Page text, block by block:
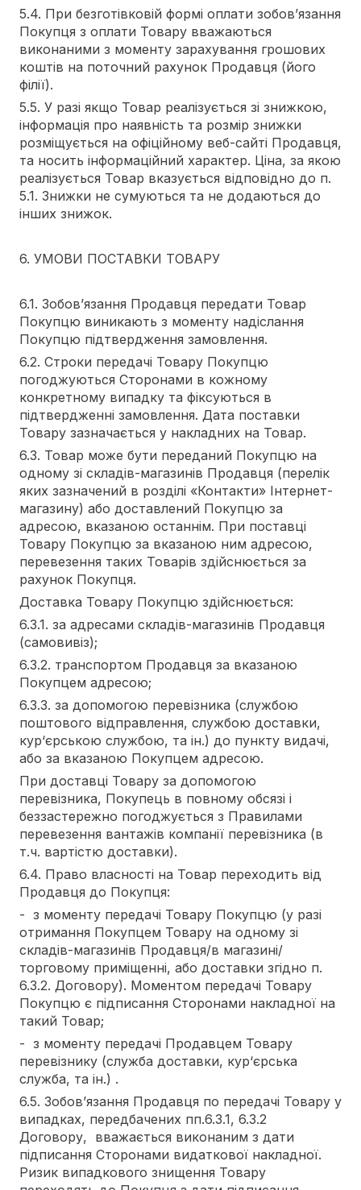
5.4. При безготівковій формі оплати зобов’язання
Покупця з оплати Товару вважаються
виконаними з моменту зарахування грошових
коштів на поточний рахунок Продавця (його
філії).
5.5. У разі якщо Товар реалізується зі знижкою,
інформація про наявність та розмір знижки
розміщується на офіційному веб-сайті Продавця,
та носить інформаційний характер. Ціна, за якою
реалізується Товар вказується відповідно до п.
5.1. Знижки не сумуються та не додаються до
інших знижок.
6. УМОВИ ПОСТАВКИ ТОВАРУ
6.1. Зобов’язання Продавця передати Товар
Покупцю виникають з моменту надіслання
Покупцю підтвердження замовлення.
6.2. Строки передачі Товару Покупцю
погоджуються Сторонами в кожному
конкретному випадку та фіксуються в
підтвердженні замовлення. Дата поставки
Товару зазначається у накладних на Товар.
6.3. Товар може бути переданий Покупцю на
одному зі складів-магазинів Продавця (перелік
яких зазначений в розділі «Контакти» Інтернет-
магазину) або доставлений Покупцю за
адресою, вказаною останнім. При поставці
Товару Покупцю за вказаною ним адресою,
перевезення таких Товарів здійснюється за
рахунок Покупця.
Доставка Товару Покупцю здійснюється:
6.3.1. за адресами складів-магазинів Продавця
(самовивіз);
6.3.2. транспортом Продавця за вказаною
Покупцем адресою;
6.3.3. за допомогою перевізника (службою
поштового відправлення, службою доставки,
кур‘єрською службою, та ін.) до пункту видачі,
або за вказаною Покупцем адресою.
При доставці Товару за допомогою
перевізника, Покупець в повному обсязі і
беззастережно погоджується з Правилами
перевезення вантажів компанії перевізника (в
т.ч. вартістю доставки).
6.4. Право власності на Товар переходить від
Продавця до Покупця:
- з моменту передачі Товару Покупцю (у разі
отримання Покупцем Товару на одному зі
складів-магазинів Продавця/в магазині/
торговому приміщенні, або доставки згідно п.
6.3.2. Договору). Моментом передачі Товару
Покупцю є підписання Сторонами накладної на
такий Товар;
- з моменту передачі Продавцем Товару
перевізнику (служба доставки, кур‘єрська
служба, та ін.) .
6.5. Зобов’язання Продавця по передачі Товару у
випадках, передбачених пп.6.3.1, 6.3.2
Договору, вважається виконаним з дати
підписання Сторонами видаткової накладної.
Ризик випадкового знищення Товару